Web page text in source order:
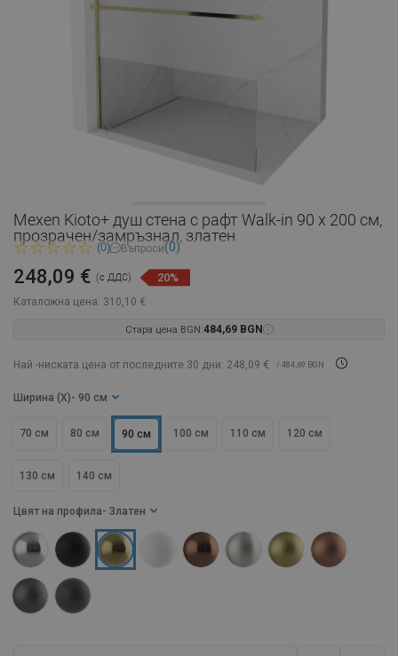
Mexen Kioto+ душ стена с рафт Walk-in 90 x 200 см,
прозрачен/замръзнал, златен
(0) Въпроси(0)
Каталожна цена: 310,10 €
248,09 € (с ДДС) 20%
Стара цена BGN:484,69 BGN
Най -ниската цена от последните 30 дни: 248,09 € / 484,69 BGN
Цвят на профила - Златен
Ширина (X) - 90 см
70 см 80 см 90 см 100 см 110 см 120 см
130 см 140 см